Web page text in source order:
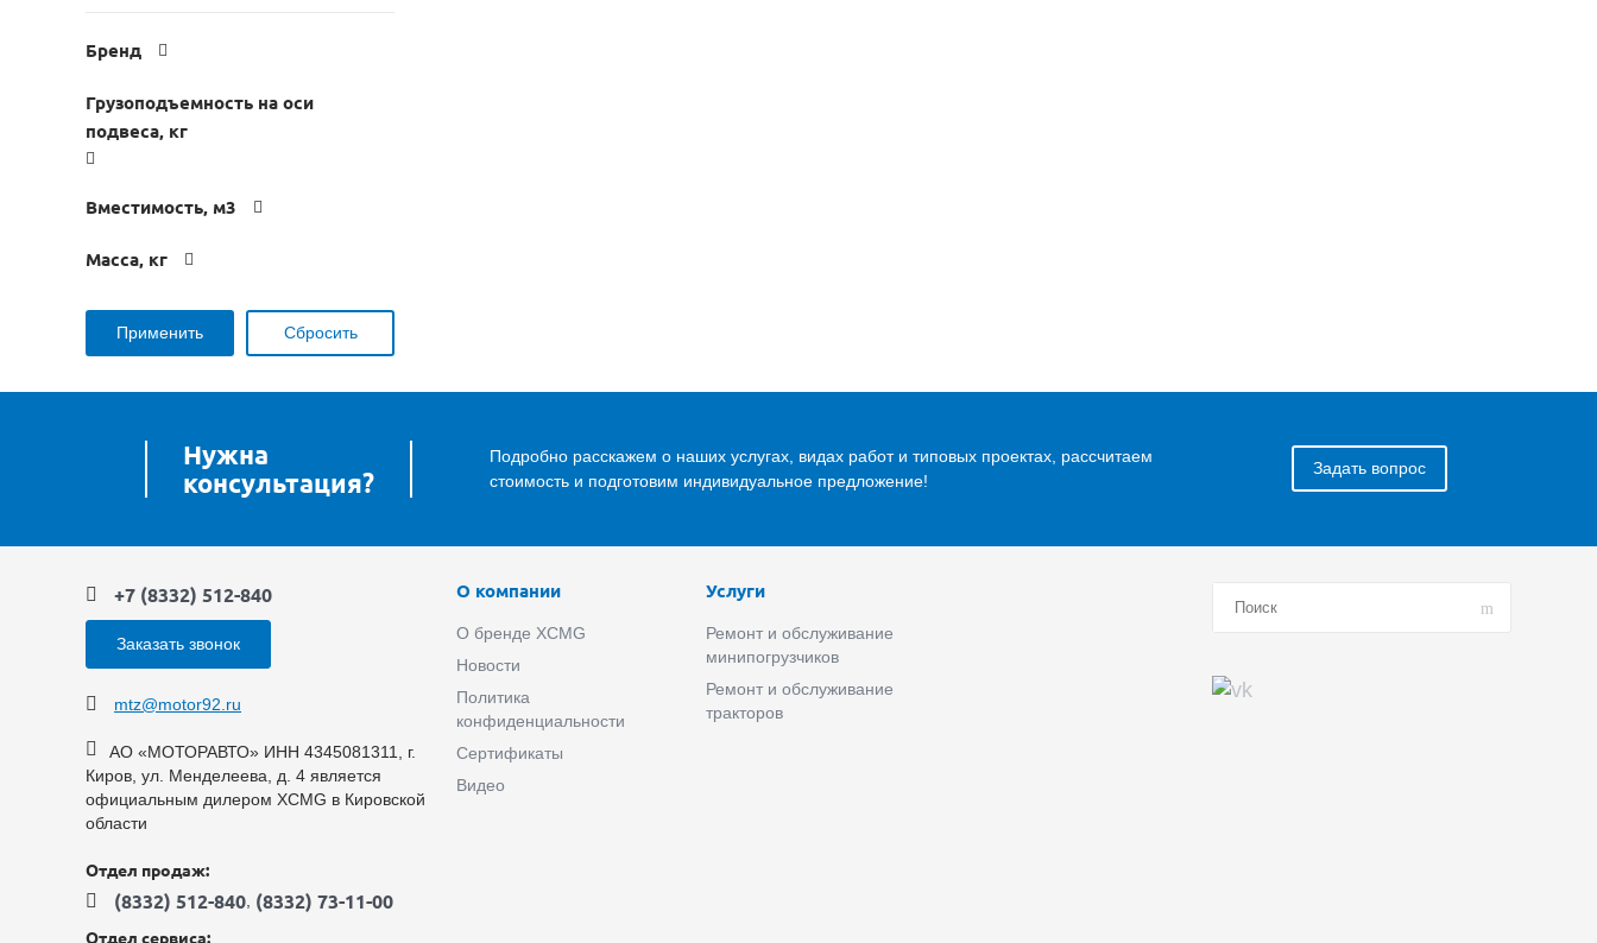
Бренд
Грузоподъемность на оси
подвеса, кг
Вместимость, м3
Масса, кг
Нужна
консультация?
Подробно расскажем о наших услугах, видах работ и типовых проектах, рассчитаем
стоимость и подготовим индивидуальное предложение!
Задать вопрос
+7 (8332) 512-840
Заказать звонок
mtz@motor92.ru
АО «МОТОРАВТО» ИНН 4345081311, г.
Киров, ул. Менделеева, д. 4 является
официальным дилером XCMG в Кировской
области
Отдел продаж:
(8332) 512-840 (8332) 73-11-00
Отдел сервиса:
О компании
О бренде XCMG
Новости
Политика
конфиденциальности
Сертификаты
Видео
Услуги
Ремонт и обслуживание
минипогрузчиков
Ремонт и обслуживание
тракторов